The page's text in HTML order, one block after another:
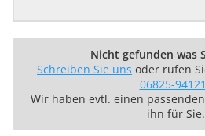
Nicht gefunden was
Schreiben Sie uns oder rufen
06825-
Wir haben evtl. einen
ihn für Sie.